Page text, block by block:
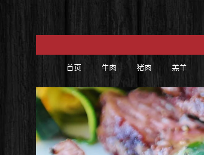
首页 牛肉 猪肉 羔羊